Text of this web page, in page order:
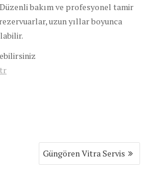
bakım ve profesyonel tamir
uzun yıllar boyunca
Güngören Vitra Servis